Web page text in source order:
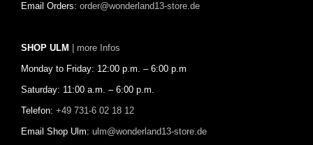
Email Orders: order@wonderland13-store.de
SHOP ULM | more Infos
Monday to Friday: 12:00 p.m. – 6:00 p.m
Saturday: 11:00 a.m. – 6:00 p.m.
Telefon: +49 731-6 02 18 12
Email Shop Ulm: ulm@wonderland13-store.de